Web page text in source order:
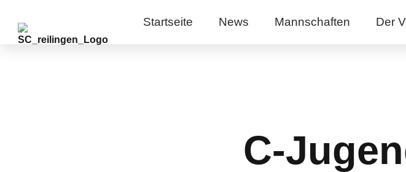
Startseite News Mannschaften Der
C-